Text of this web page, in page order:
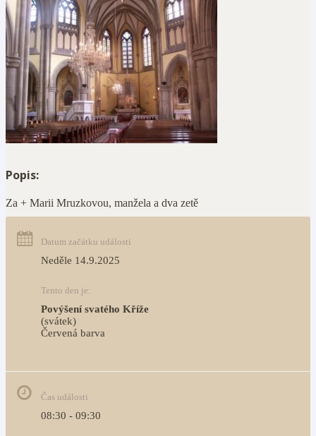
Popis:
Za + Marii Mruzkovou, manžela a dva zetě
Datum začátku události
Neděle 14.9.2025
Tento den je:
Povýšení svatého Kříže
(svátek)
Červená barva
Čas události
08:30 - 09:30